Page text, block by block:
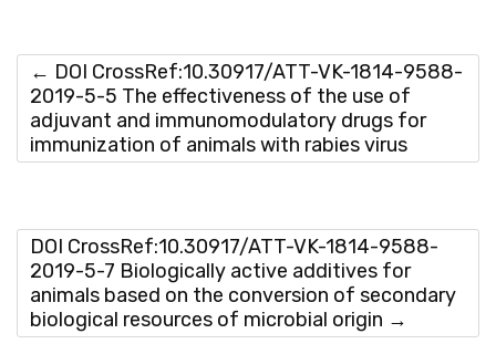
← DOI CrossRef:10.30917/ATT-VK-1814-9588-
2019-5-5 The effectiveness of the use of
adjuvant and immunomodulatory drugs for
immunization of animals with rabies virus
DOI CrossRef:10.30917/ATT-VK-1814-9588-
2019-5-7 Biologically active additives for
animals based on the conversion of secondary
biological resources of microbial origin →